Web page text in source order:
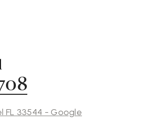
FL 33544 - Google